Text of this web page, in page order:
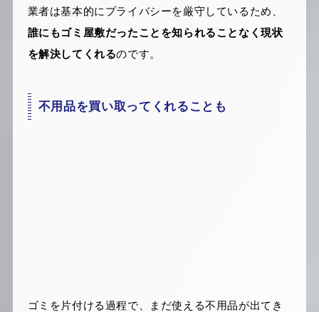
業者は基本的にプライバシーを厳守しているため、
誰にもゴミ屋敷だったことを知られることなく現状
を解決してくれるのです。
不用品を買い取ってくれることも
ゴミを片付ける過程で、まだ使える不用品が出てき